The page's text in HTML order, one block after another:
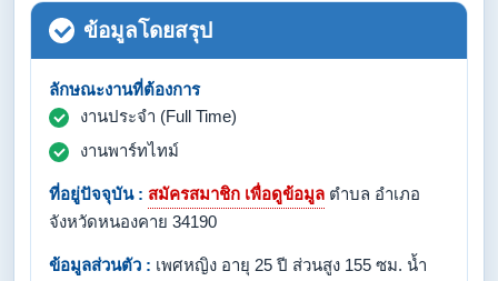
ข้อมูลโดยสรุป
ลักษณะงานที่ต้องการ
งานประจำ (Full Time)
งานพาร์ทไทม์
ที่อยู่ปัจจุบัน : สมัครสมาชิก เพื่อดูข้อมูล ตำบล อำเภอ
จังหวัดหนองคาย 34190
ข้อมูลส่วนตัว : เพศหญิง อายุ 25 ปี ส่วนสูง 155 ซม. น้ำ